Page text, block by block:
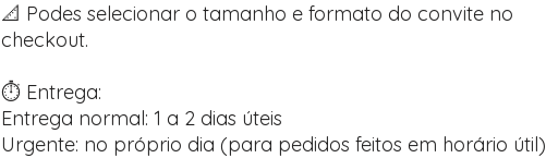
📐 Podes selecionar o tamanho e formato do convite no
checkout.
⏱️ Entrega:
Entrega normal: 1 a 2 dias úteis
Urgente: no próprio dia (para pedidos feitos em horário útil)